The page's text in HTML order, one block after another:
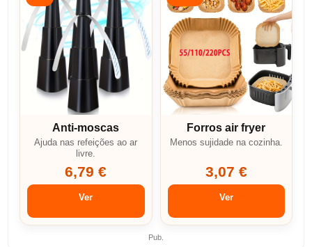
Anti-moscas
Ajuda nas refeições ao ar
livre.
6,79 €
Ver
Forros air fryer
Menos sujidade na cozinha.
3,07 €
Ver
Pub.